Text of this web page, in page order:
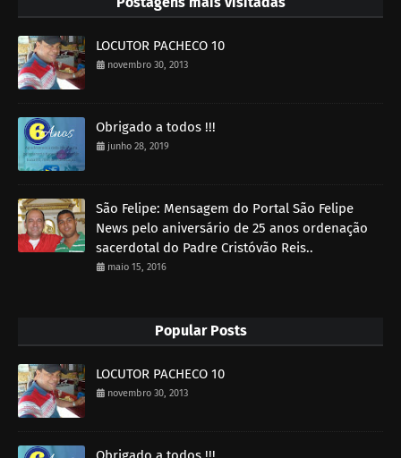
LOCUTOR PACHECO 10
novembro 30, 2013
Obrigado a todos !!!
junho 28, 2019
São Felipe: Mensagem do Portal São Felipe
News pelo aniversário de 25 anos ordenação
sacerdotal do Padre Cristóvão Reis..
maio 15, 2016
Popular Posts
LOCUTOR PACHECO 10
novembro 30, 2013